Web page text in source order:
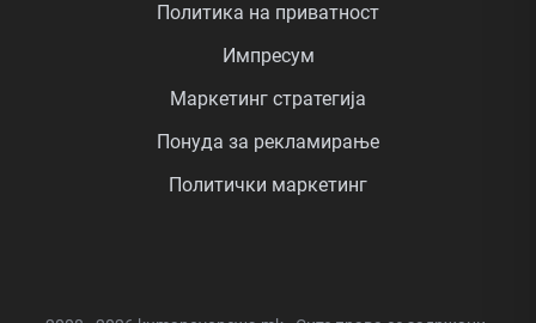
Политика на приватност
Импресум
Маркетинг стратегија
Понуда за рекламирање
Политички маркетинг